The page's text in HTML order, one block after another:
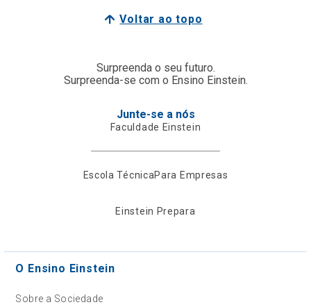
Voltar ao topo
Surpreenda o seu futuro.
Surpreenda-se com o Ensino Einstein.
Junte-se a nós
Faculdade Einstein
Escola TécnicaPara Empresas
Einstein Prepara
O Ensino Einstein
Sobre a Sociedade